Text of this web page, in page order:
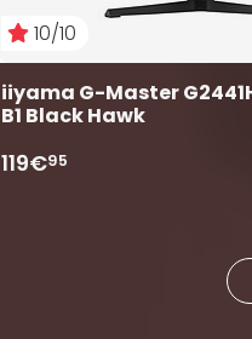
10/10
iiyama G-Master
B1 Black Hawk
119€95